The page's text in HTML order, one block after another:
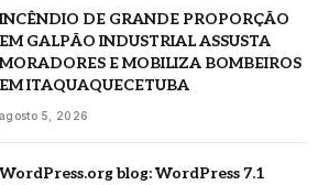
INCÊNDIO DE GRANDE PROPORÇÃO
EM GALPÃO INDUSTRIAL ASSUSTA
MORADORES E MOBILIZA BOMBEIROS
EM ITAQUAQUECETUBA
agosto 5, 2026
WordPress.org blog: WordPress 7.1